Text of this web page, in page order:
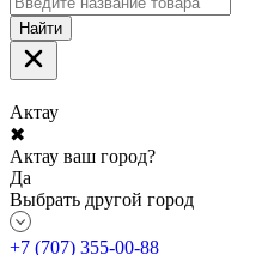
Найти
Актау
✖
Актау ваш город?
Да
Выбрать другой город
+7 (707) 355-00-88